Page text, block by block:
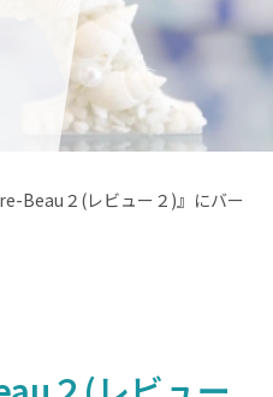
Beau２(レビュー２)』にバー